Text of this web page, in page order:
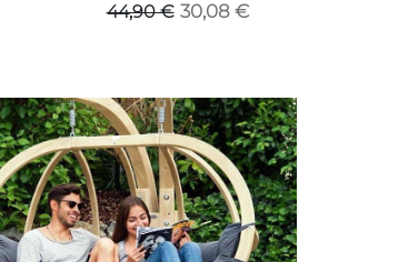
44,90 € 30,08 €